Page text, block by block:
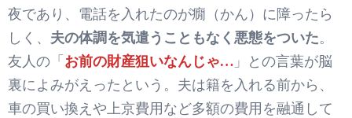
夜であり、電話を入れたのが癇（かん）に障ったら
しく、 夫の体調を気遣うこともなく悪態をついた。
友人の「お前の財産狙いなんじゃ… 」との言葉が脳
裏によみがえったという。夫は籍を入れる前から、
車の買い換えや上京費用など多額の費用を融通して